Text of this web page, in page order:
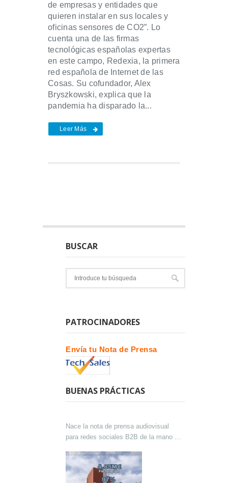
de empresas y entidades que
quieren instalar en sus locales y
oficinas sensores de CO2”. Lo
cuenta una de las firmas
tecnológicas españolas expertas
en este campo, Redexia, la primera
red española de Internet de las
Cosas. Su cofundador, Alex
Bryszkowski, explica que la
pandemia ha disparado la...
Leer Más
BUSCAR
PATROCINADORES
Envía tu Nota de Prensa
BUENAS PRÁCTICAS
Nace la nota de prensa audiovisual
para redes sociales B2B de la mano de